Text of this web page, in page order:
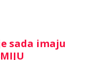
sada imaju